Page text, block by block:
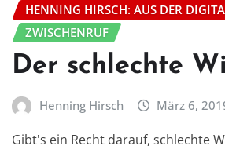
HENNING HIRSCH: AUS DER
ZWISCHENRUF
Der schlechte
Henning Hirsch März 6,
Gibt's ein Recht darauf, schlechte